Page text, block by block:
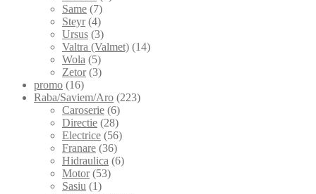
Same (7)
Steyr (4)
Ursus (3)
Valtra (Valmet) (14)
Wola (5)
Zetor (3)
promo (16)
Raba/Saviem/Aro (223)
Caroserie (6)
Directie (28)
Electrice (56)
Franare (36)
Hidraulica (6)
Motor (53)
Sasiu (1)